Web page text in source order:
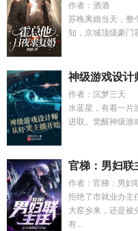
作者：酒酒
苏晚离婚当天，整
知，京城顶级豪门
神级游戏设计
作者：沉梦三天
水蓝星，有着一片
进取。觉醒神级游
官梯：男妇联
作者：官梯：男妇
拒绝了市就业办主
大窑乡来，还是被
有...